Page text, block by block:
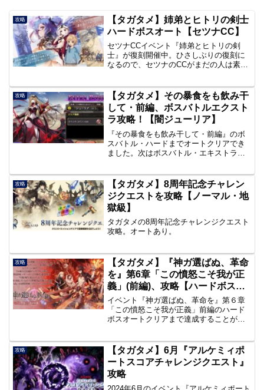
攻略
【タガタメ】姉弟とヒトリの剣士
ハードボスオート【セツナCC】
セツナCCイベント『姉弟とヒトリの剣
士』が復刻開催中。ひさしぶりの復刻に
なるので、セツナのCCがまだの人は素材
攻略
【タガタメ】その暴食をも飲み干
して・前編、ボスバトルエクスト
ラ攻略！【闇ジューリア】
『その暴食をも飲み干して・前編』のボ
スバトル・ハードまでオートクリアでき
ました。次はボスバトル・エキストラに
ア。あと、エウラリアゲットしました。
使うかも？？追記20200311：Lv１０クリ
ア。闇ニクス・エウラリア使わずにいけ
ました。
攻略
【タガタメ】8周年記念チャレン
ジクエストを攻略【ノーマル・地
獄級】
タガタメの8周年記念チャレンジクエスト
攻略。オートあり。
攻略
【タガタメ】『神ガ選ばぬ、革命
を』第6章「この憤怒こそ我が正
義」(前編)、攻略【ハードボス・
炎の穢れの化身】
イベント『神ガ選ばぬ、革命を』第６章
「この憤怒こそ我が正義」前編のハード
ボスオートクリアまで達成することがで
攻略
【タガタメ】6月『アルケミィポ
ートスコアチャレンジクエスト』
攻略